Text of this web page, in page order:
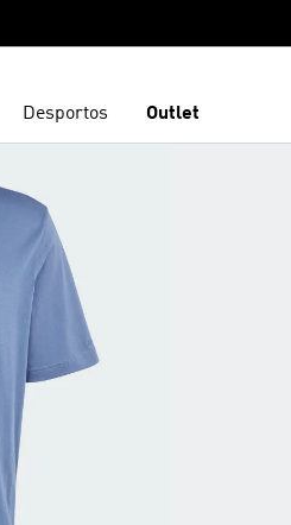
Desportos Outlet